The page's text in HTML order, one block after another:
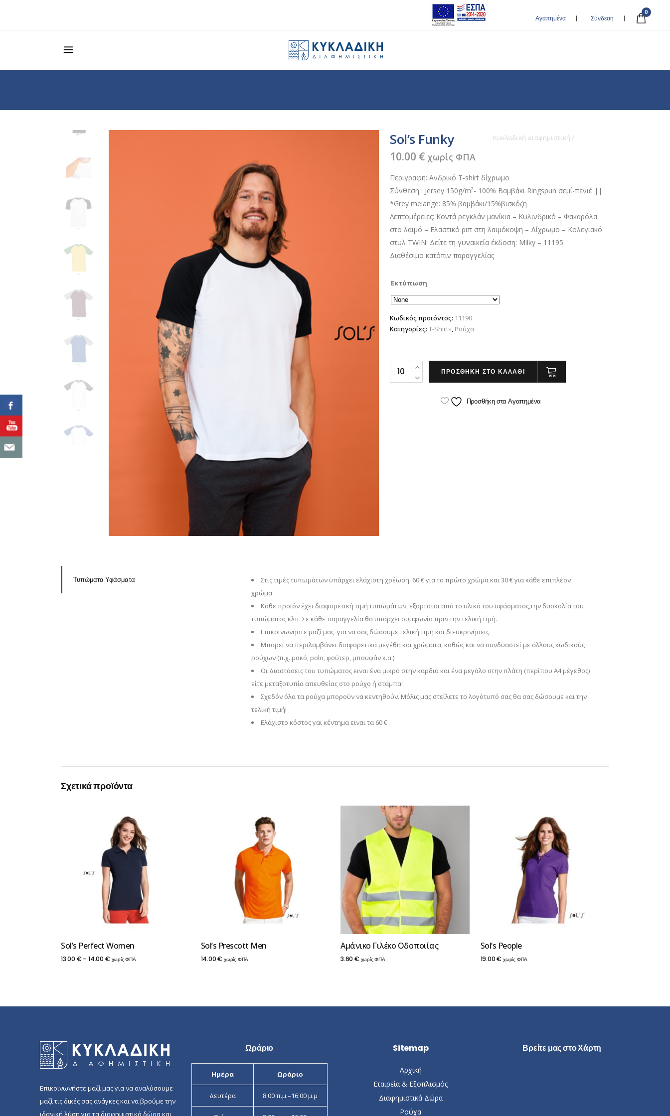
Αγαπημένα Σύνδεση
0
Κατάστημα Κυκλαδική Διαφημιστική /
Sol’s Funky
10.00 € χωρίς ΦΠΑ
Περιγραφή: Ανδρικό T-shirt δίχρωμο
Σύνθεση : Jersey 150g/m²- 100% Βαμβάκι Ringspun σεμί-πενιέ ||
*Grey melange: 85% βαμβάκι/15%βισκόζη
Λεπτομέρειες: Κοντά ρεγκλάν μανίκια – Κυλινδρικό – Φακαρόλα
στο λαιμό – Ελαστικό ριπ στη λαιμόκοψη – Δίχρωμο – Κολεγιακό
στυλ TWIN: Δείτε τη γυναικεία έκδοση: Milky – 11195
Διαθέσιμο κατόπιν παραγγελίας
Εκτύπωση
Κωδικός προϊόντος: 11190
Κατηγορίες: T-Shirts Ρούχα
Sol's
ΠΡΟΣΘΗΚΗ ΣΤΟ ΚΑΛΑΘΙ
Προσθήκη στα Αγαπημένα
Τυπώματα Υφάσματα
Στις τιμές τυπωμάτων υπάρχει ελάχιστη χρέωση 60 € για το πρώτο χρώμα και 30 € για κάθε επιπλέον
χρώμα.
Κάθε προϊόν έχει διαφορετική τιμή τυπωμάτων, εξαρτάται από το υλικό του υφάσματος,την δυσκολία του
τυπώματος κλπ. Σε κάθε παραγγελία θα υπάρχει συμφωνία πριν την τελική τιμή.
Επικοινωνήστε μαζί μας για να σας δώσουμε τελική τιμή και διευκρινήσεις.
Μπορεί να περιλαμβάνει διαφορετικά μεγέθη και χρώματα, καθώς και να συνδυαστεί με άλλους κωδικούς
ρούχων (π.χ. μακό, polo, φούτερ, μπουφάν κ.α.)
Οι Διαστάσεις του τυπώματος ειναι ένα μικρό στην καρδιά και ένα μεγάλο στην πλάτη (περίπου Α4 μέγεθος)
είτε μεταξοτυπία απευθείας στο ρούχο ή στάμπα!
Σχεδόν όλα τα ρούχα μπορούν να κεντηθούν. Μόλις μας στείλετε το λογότυπό σας θα σας δώσουμε και την
τελική τιμή!
Eλάχιστο κόστος γαι κέντημα ειναι τα 60 €
Σχετικά προϊόντα
Sol’s Perfect Women
13.00 € – 14.00 €Price
through
χωρίς ΦΠΑ
Sol’s Prescott Men
14.00€ χωρίς ΦΠΑ
Αμάνικο Γιλέκο Οδοποιίας
3.60 € χωρίς ΦΠΑ
Sol’s People
19.00€ χωρίς ΦΠΑ
Επικοινωνήστε μαζί μας για να αναλύσουμε
μαζί τις δικές σας ανάγκες και να βρούμε την
ιδανική λύση για τα διαφημιστικά δώρα και
Ωράριο
Ημέρα Ωράριο
Δευτέρα 8:00 π.μ.–16:00 μ.μ
Sitemap
Αρχική
Εταιρεία & Εξοπλισμός
Διαφημιστικά Δώρα
Ρούχα
Βρείτε μας στο Χάρτη